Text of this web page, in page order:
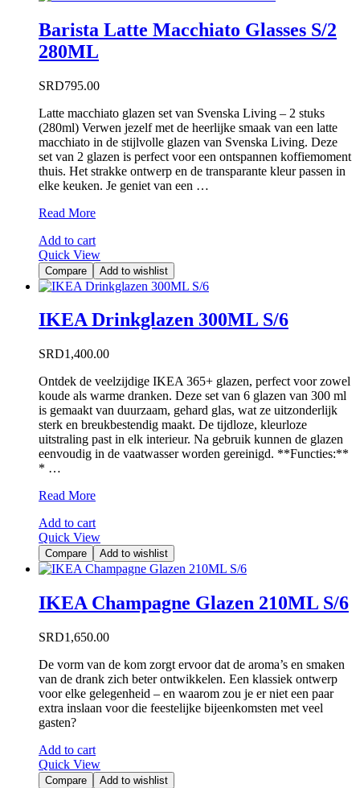
Barista Latte Macchiato Glasses S/2
280ML
SRD795.00
Latte macchiato glazen set van Svenska Living – 2 stuks
(280ml) Verwen jezelf met de heerlijke smaak van een latte
macchiato in de stijlvolle glazen van Svenska Living. Deze
set van 2 glazen is perfect voor een ontspannen koffiemoment
thuis. Het strakke ontwerp en de transparante kleur passen in
elke keuken. Je geniet van een …
Barista
Macchiato
Glasses
S/2
280ML
Read More
Add to cart
Quick View
Compare Add to wishlist
IKEA Drinkglazen 300ML S/6
SRD1,400.00
Ontdek de veelzijdige IKEA 365+ glazen, perfect voor zowel
koude als warme dranken. Deze set van 6 glazen van 300 ml
is gemaakt van duurzaam, gehard glas, wat ze uitzonderlijk
sterk en breukbestendig maakt. De tijdloze, kleurloze
uitstraling past in elk interieur. Na gebruik kunnen de glazen
eenvoudig in de vaatwasser worden gereinigd. **Functies:**
* …
IKEA
300ML
S/6
Read More
Add to cart
Quick View
Compare Add to wishlist
IKEA Champagne Glazen 210ML S/6
SRD1,650.00
De vorm van de kom zorgt ervoor dat de aroma’s en smaken
van de drank zich beter ontwikkelen. Een klassiek ontwerp
voor elke gelegenheid – en waarom zou je er niet een paar
extra inslaan voor die feestelijke bijeenkomsten met veel
gasten?
Add to cart
Quick View
Compare Add to wishlist